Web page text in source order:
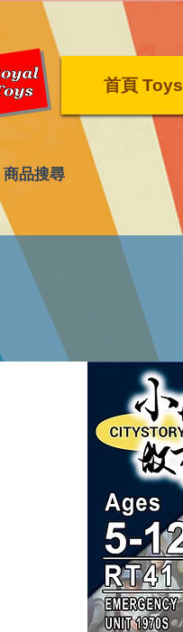
首頁 Toys
​商品搜尋